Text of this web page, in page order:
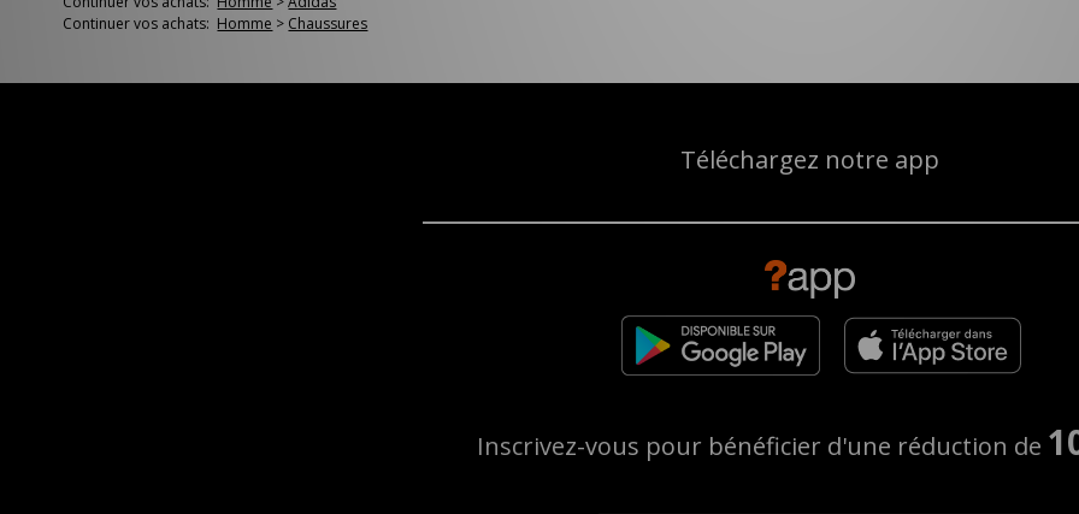
Continuer vos achats: Homme > Chaussures
Téléchargez notre app
Inscrivez-vous pour bénéficier d'une réduction de